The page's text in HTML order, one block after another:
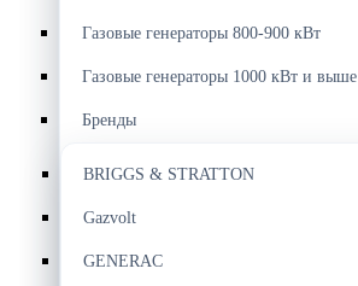
Газовые генераторы 800-900 кВт
Газовые генераторы 1000 кВт и выше
Бренды
BRIGGS & STRATTON
Gazvolt
GENERAC